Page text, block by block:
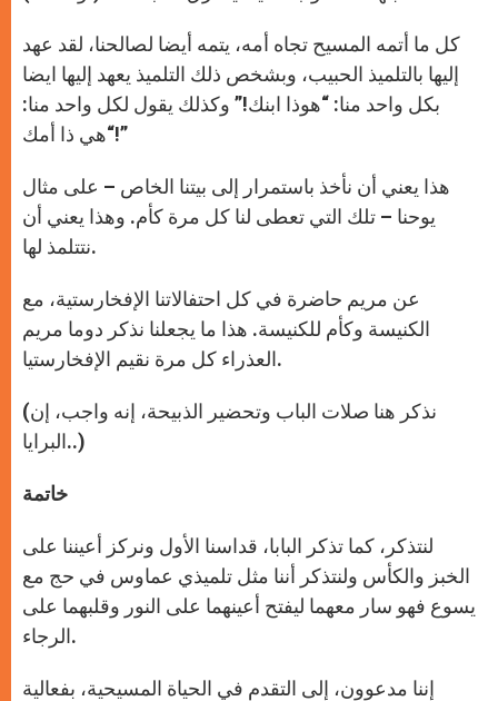
كل ما أتمه المسيح تجاه أمه، يتمه أيضا لصالحنا، لقد عهد
إليها بالتلميذ الحبيب، وبشخص ذلك التلميذ يعهد إليها ايضا
بكل واحد منا: “هوذا ابنك!” وكذلك يقول لكل واحد منا:
“هي ذا أمك!”
هذا يعني أن نأخذ باستمرار إلى بيتنا الخاص – على مثال
يوحنا – تلك التي تعطى لنا كل مرة كأم. وهذا يعني أن
نتتلمذ لها.
عن مريم حاضرة في كل احتفالاتنا الإفخارستية، مع
الكنيسة وكأم للكنيسة. هذا ما يجعلنا نذكر دوما مريم
العذراء كل مرة نقيم الإفخارستيا.
(نذكر هنا صلات الباب وتحضير الذبيحة، إنه واجب، إن
البرايا..)
خاتمة
لنتذكر، كما تذكر البابا، قداسنا الأول ونركز أعيننا على
الخبز والكأس ولنتذكر أننا مثل تلميذي عماوس في حج مع
يسوع فهو سار معهما ليفتح أعينهما على النور وقلبهما على
الرجاء.
إننا مدعوون، إلى التقدم في الحياة المسيحية، بفعالية